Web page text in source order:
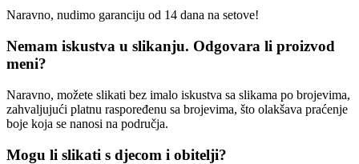
Naravno, nudimo garanciju od 14 dana na setove!
Nemam iskustva u slikanju. Odgovara li proizvod
meni?
Naravno, možete slikati bez imalo iskustva sa slikama po brojevima,
zahvaljujući platnu raspoređenu sa brojevima, što olakšava praćenje
boje koja se nanosi na područja.
Mogu li slikati s djecom i obitelji?